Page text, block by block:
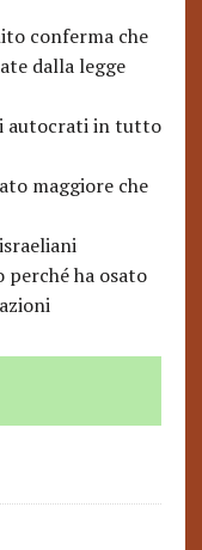
conferma che
dalla legge
autocrati in tutto
maggiore che
ha osato